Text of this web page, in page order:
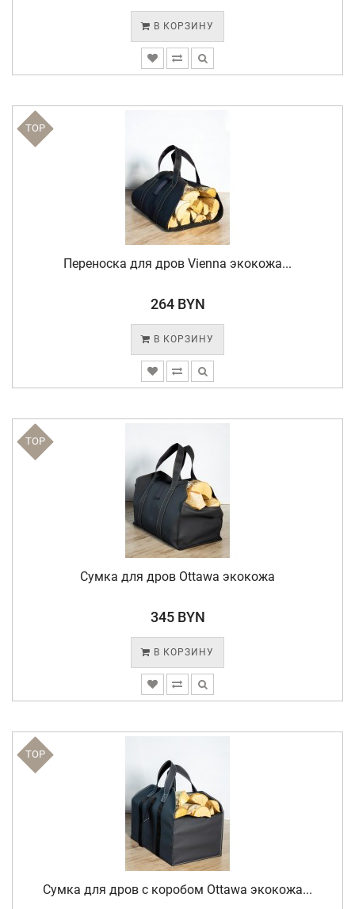
В КОРЗИНУ
TOP
Переноска для дров Vienna экокожа...
264 BYN
В КОРЗИНУ
TOP
Сумка для дров Ottawa экокожа
345 BYN
В КОРЗИНУ
TOP
Сумка для дров с коробом Ottawa экокожа...